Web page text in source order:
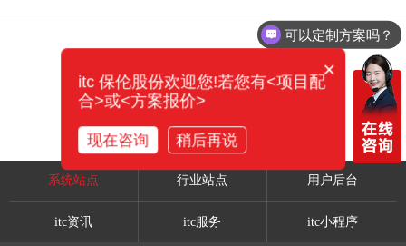
系统站点 行业站点 用户后台
itc资讯 itc服务 itc小程序
可以定制方案吗？
×
itc 保伦股份欢迎您!若您有<项目配
合>或<方案报价>
现在咨询 稍后再说